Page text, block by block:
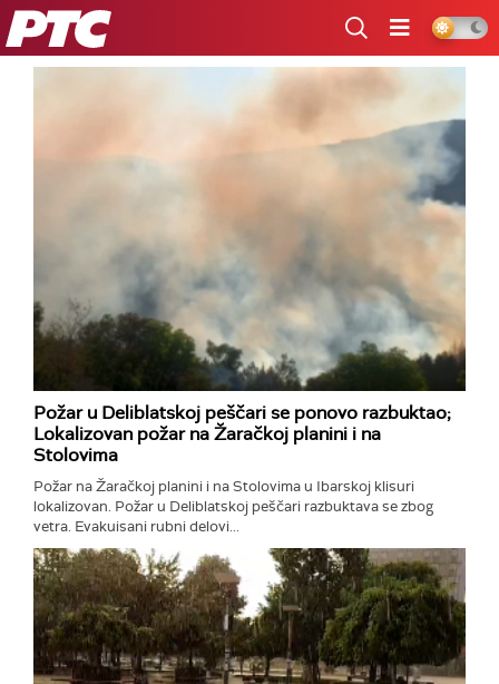
RTS
Požar u Deliblatskoj peščari se ponovo razbuktao;
Lokalizovan požar na Žaračkoj planini i na
Stolovima
Požar na Žaračkoj planini i na Stolovima u Ibarskoj klisuri
lokalizovan. Požar u Deliblatskoj peščari razbuktava se zbog
vetra. Evakuisani rubni delovi...